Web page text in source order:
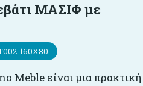
ΜΑΣΙΦ με
160X80
Meble είναι μια πρακτική